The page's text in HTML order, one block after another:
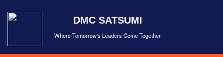
DMC SATSUMI
Where Tomorrow's Leaders Come Together